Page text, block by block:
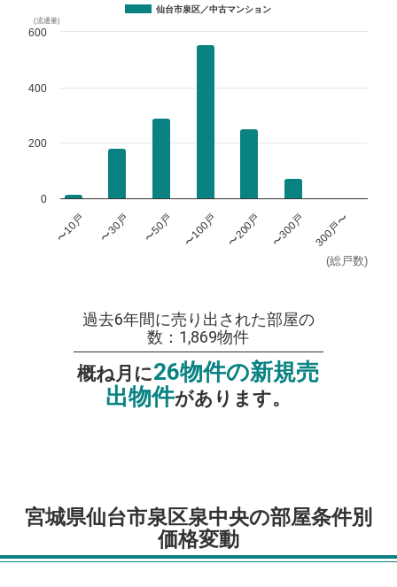
(総戸数)
(流通量)
仙台市泉区／中古マンション
〜10戸 〜30戸 〜50戸 〜100戸 〜200戸 〜300戸 300戸〜
0
200
400
600
過去6年間に売り出された部屋の
数：1,869物件
概ね月に26物件の新規売
出物件があります。
宮城県仙台市泉区泉中央の部屋条件別
価格変動